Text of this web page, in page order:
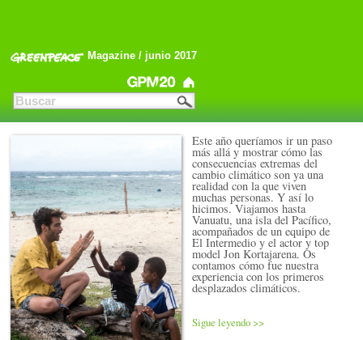
Magazine / junio 2017
Este año queríamos ir un paso
más allá y mostrar cómo las
consecuencias extremas del
cambio climático son ya una
realidad con la que viven
muchas personas. Y así lo
hicimos. Viajamos hasta
Vanuatu, una isla del Pacífico,
acompañados de un equipo de
El Intermedio y el actor y top
model Jon Kortajarena. Os
contamos cómo fue nuestra
experiencia con los primeros
desplazados climáticos.
Sigue leyendo >>